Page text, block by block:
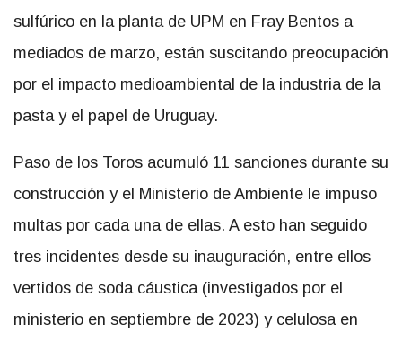
sulfúrico en la planta de UPM en Fray Bentos a
mediados de marzo, están suscitando preocupación
por el impacto medioambiental de la industria de la
pasta y el papel de Uruguay.
Paso de los Toros acumuló 11 sanciones durante su
construcción y el Ministerio de Ambiente le impuso
multas por cada una de ellas. A esto han seguido
tres incidentes desde su inauguración, entre ellos
vertidos de soda cáustica (investigados por el
ministerio en septiembre de 2023) y celulosa en